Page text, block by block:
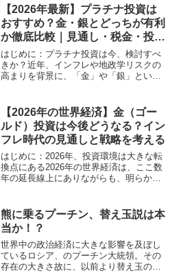
すが、なぜ大騒ぎになっているのでしょ
うか？今回は破綻の原因...
【2026年最新】プラチナ投資は
おすすめ？金・銀とどっちが有利
か徹底比較｜見通し・税金・投資
信託
はじめに：プラチナ投資は今、検討すべ
きか？近年、インフレや地政学リスクの
高まりを背景に、「金」や「銀」といっ
として気になっている方は多いのではな
いでしょうか。しかし実際...
【2026年の世界経済】金（ゴー
ルド）投資は今後どうなる？イン
フレ時代の見通しと戦略を考える
はじめに：2026年、投資環境は大きな転
換点にある2026年の世界経済は、ここ数
年の延長線上にありながらも、明らかに
換、そして地政学リスクの顕在化。これ
らが同時に進行し...
熊に乗るプーチン、替え玉説は本
当か！？
世界中の政治経済に大きな影響を及ぼし
ているロシア、のプーチン大統領。その
存在の大きさ故に、以前より替え玉の噂